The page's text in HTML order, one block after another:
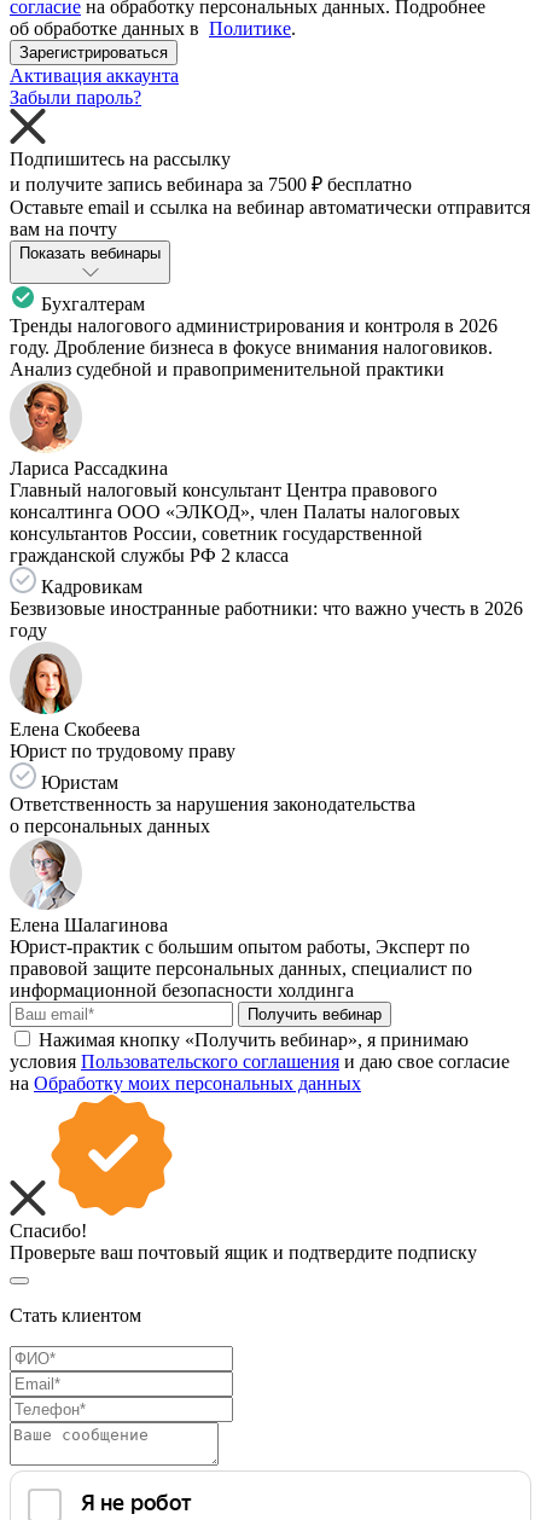
согласие на обработку персональных данных. Подробнее
об обработке данных в Политике.
Зарегистрироваться
Активация аккаунта
Забыли пароль?
Подпишитесь на рассылку
и получите запись вебинара за 7500 ₽ бесплатно
Оставьте email и ссылка на вебинар автоматически отправится
вам на почту
Показать вебинары
Бухгалтерам
Тренды налогового администрирования и контроля в 2026
году. Дробление бизнеса в фокусе внимания налоговиков.
Анализ судебной и правоприменительной практики
Лариса Рассадкина
Главный налоговый консультант Центра правового
консалтинга ООО «ЭЛКОД», член Палаты налоговых
консультантов России, советник государственной
гражданской службы РФ 2 класса
Кадровикам
Безвизовые иностранные работники: что важно учесть в 2026
году
Елена Скобеева
Юрист по трудовому праву
Юристам
Ответственность за нарушения законодательства
о персональных данных
Елена Шалагинова
Юрист-практик с большим опытом работы, Эксперт по
правовой защите персональных данных, специалист по
информационной безопасности холдинга
Получить вебинар
Нажимая кнопку «Получить вебинар», я принимаю
условия Пользовательского соглашения и даю свое согласие
на Обработку моих персональных данных
Спасибо!
Проверьте ваш почтовый ящик и подтвердите подписку
Стать клиентом